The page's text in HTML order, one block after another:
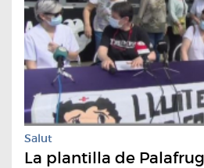
Salut
La plantilla de